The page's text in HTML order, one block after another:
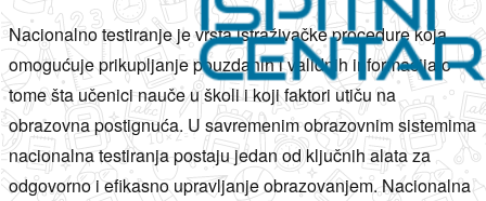
Nacionalno testiranje je vrsta istraživačke procedure koja
omogućuje prikupljanje pouzdanih i validnih informacija o
tome šta učenici nauče u školi i koji faktori utiču na
obrazovna postignuća. U savremenim obrazovnim sistemima
nacionalna testiranja postaju jedan od ključnih alata za
odgovorno i efikasno upravljanje obrazovanjem. Nacionalna